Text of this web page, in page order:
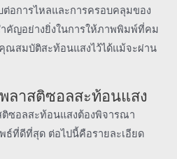
อการไหลและการครอบคลุมของ
คัญอย่างยิ่งในการให้ภาพพิมพ์ที่คม
ณสมบัติสะท้อนแสงไว้ได้แม้จะผ่าน
ลาสติซอลสะท้อนแสง
ซอลสะท้อนแสงต้องพิจารณา
ธ์ที่ดีที่สุด ต่อไปนี้คือรายละเอียด